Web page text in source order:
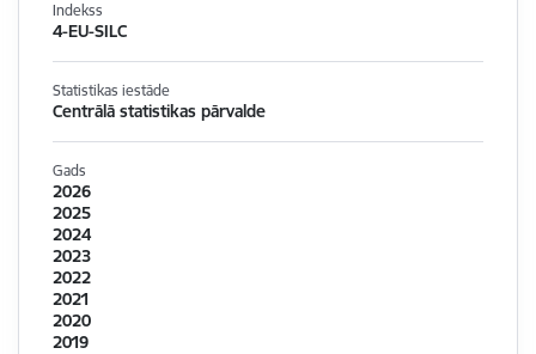
Indekss
4-EU-SILC
Statistikas iestāde
Centrālā statistikas pārvalde
Gads
2026
2025
2024
2023
2022
2021
2020
2019